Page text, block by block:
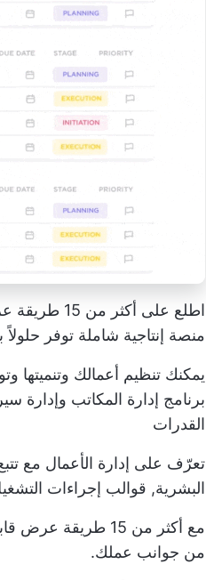
اطلع على أكثر من 15 طريقة عرض في ClickUp لتخصيص سير عملك وفقًا لاحتياجاتك
منصة إنتاجية شاملة توفر
يمكنك تنظيم أعمالك وتنميتها
برنامج إدارة المكاتب وإدارة
القدرات
تعرّف على إدارة الأعمال مع
البشرية, قوالب إجراءات
من جوانب عملك.